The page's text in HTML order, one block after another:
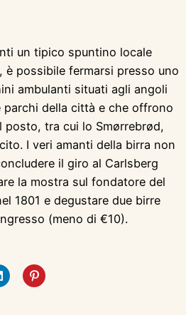
un tipico spuntino locale
è possibile fermarsi presso uno
ambulanti situati agli angoli
della città e che offrono
posto, tra cui lo Smørrebrød,
I veri amanti della birra non
il giro al Carlsberg
la mostra sul fondatore del
1801 e degustare due birre
(meno di €10).